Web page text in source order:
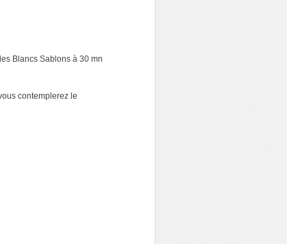
Blancs Sablons à 30 mn
contemplerez le